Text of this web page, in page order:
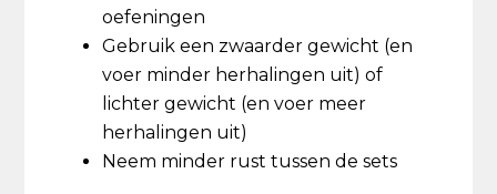
oefeningen
Gebruik een zwaarder gewicht (en
voer minder herhalingen uit) of
lichter gewicht (en voer meer
herhalingen uit)
Neem minder rust tussen de sets